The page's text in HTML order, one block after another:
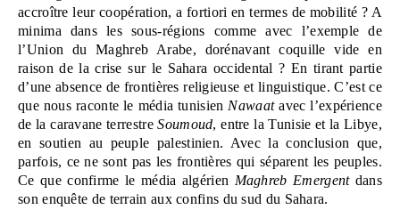
accroître leur coopération, a fortiori en termes de mobilité ? A
minima dans les sous-régions comme avec l’exemple de
l’Union du Maghreb Arabe, dorénavant coquille vide en
raison de la crise sur le Sahara occidental ? En tirant partie
d’une absence de frontières religieuse et linguistique. C’est ce
que nous raconte le média tunisien Nawaat avec l’expérience
de la caravane terrestre Soumoud, entre la Tunisie et la Libye,
en soutien au peuple palestinien. Avec la conclusion que,
parfois, ce ne sont pas les frontières qui séparent les peuples.
Ce que confirme le média algérien Maghreb Emergent dans
son enquête de terrain aux confins du sud du Sahara.